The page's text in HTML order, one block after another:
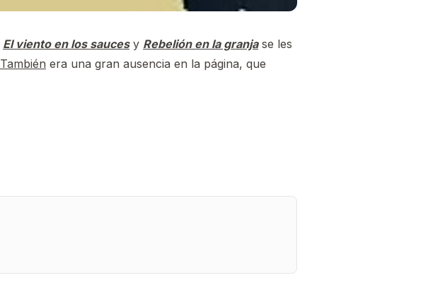
El viento en los saucesy Rebelión en la granjase les
También era una gran ausencia en la página, que